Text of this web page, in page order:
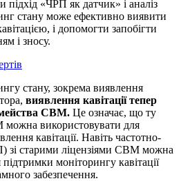
«ЧРП як датчик» і аналіз
стану може ефективно виявити
і допомогти запобігти
і зносу.
стану, зокрема виявлення
виявлення кавітації тепер
CBM. Це означає, що ту
можна використовувати для
кавітації. Навіть частотно-
зі старими ліцензіями CBM можна
моніторингу кавітації
забезпечення.